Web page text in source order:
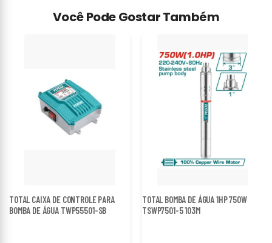
Você Pode Gostar Também
TOTAL CAIXA DE CONTROLE PARA
BOMBA DE ÁGUA TWP55501-SB
TOTAL BOMBA DE ÁGUA 1HP 750W
TSWP7501-5 103M